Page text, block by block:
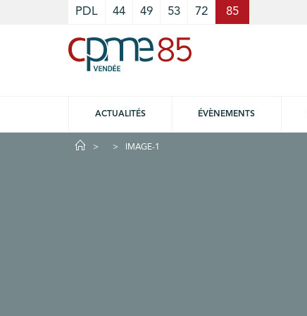
PDL 44 49 53 72 85
ACTUALITÉS ÉVÈNEMENTS
IMAGE-1
Cookies management panel